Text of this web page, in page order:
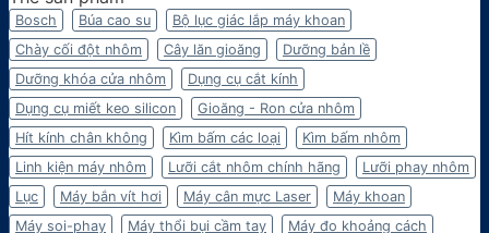
Bosch Búa cao su
Bộ lục giác lắp máy khoan
Chày cối đột nhôm
Cây lăn gioăng
Dưỡng bản lề
Dưỡng khóa cửa nhôm
Dụng cụ cắt kính
Dụng cụ miết keo silicon
Gioăng - Ron cửa nhôm
Hít kính chân không
Kìm bấm các loại
Kìm bấm nhôm
Linh kiện máy nhôm
Lưỡi cắt nhôm chính hãng
Lưỡi phay nhôm
Lục
Máy bắn vít hơi Máy cân mực Laser
Máy khoan
Máy soi-phay
Máy thổi bụi cầm tay
Máy đo khoảng cách